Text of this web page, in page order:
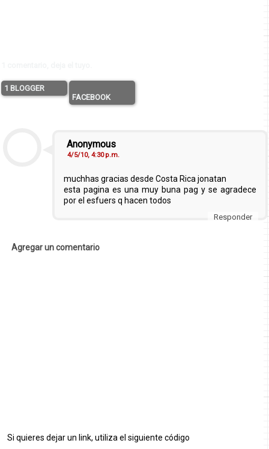
1 BLOGGER
FACEBOOK
Anonymous
4/5/10, 4:30 p.m.
muchhas gracias desde Costa Rica jonatan
esta pagina es una muy buna pag y se agradece
por el esfuers q hacen todos
Responder
Agregar un comentario
Si quieres dejar un link, utiliza el siguiente código